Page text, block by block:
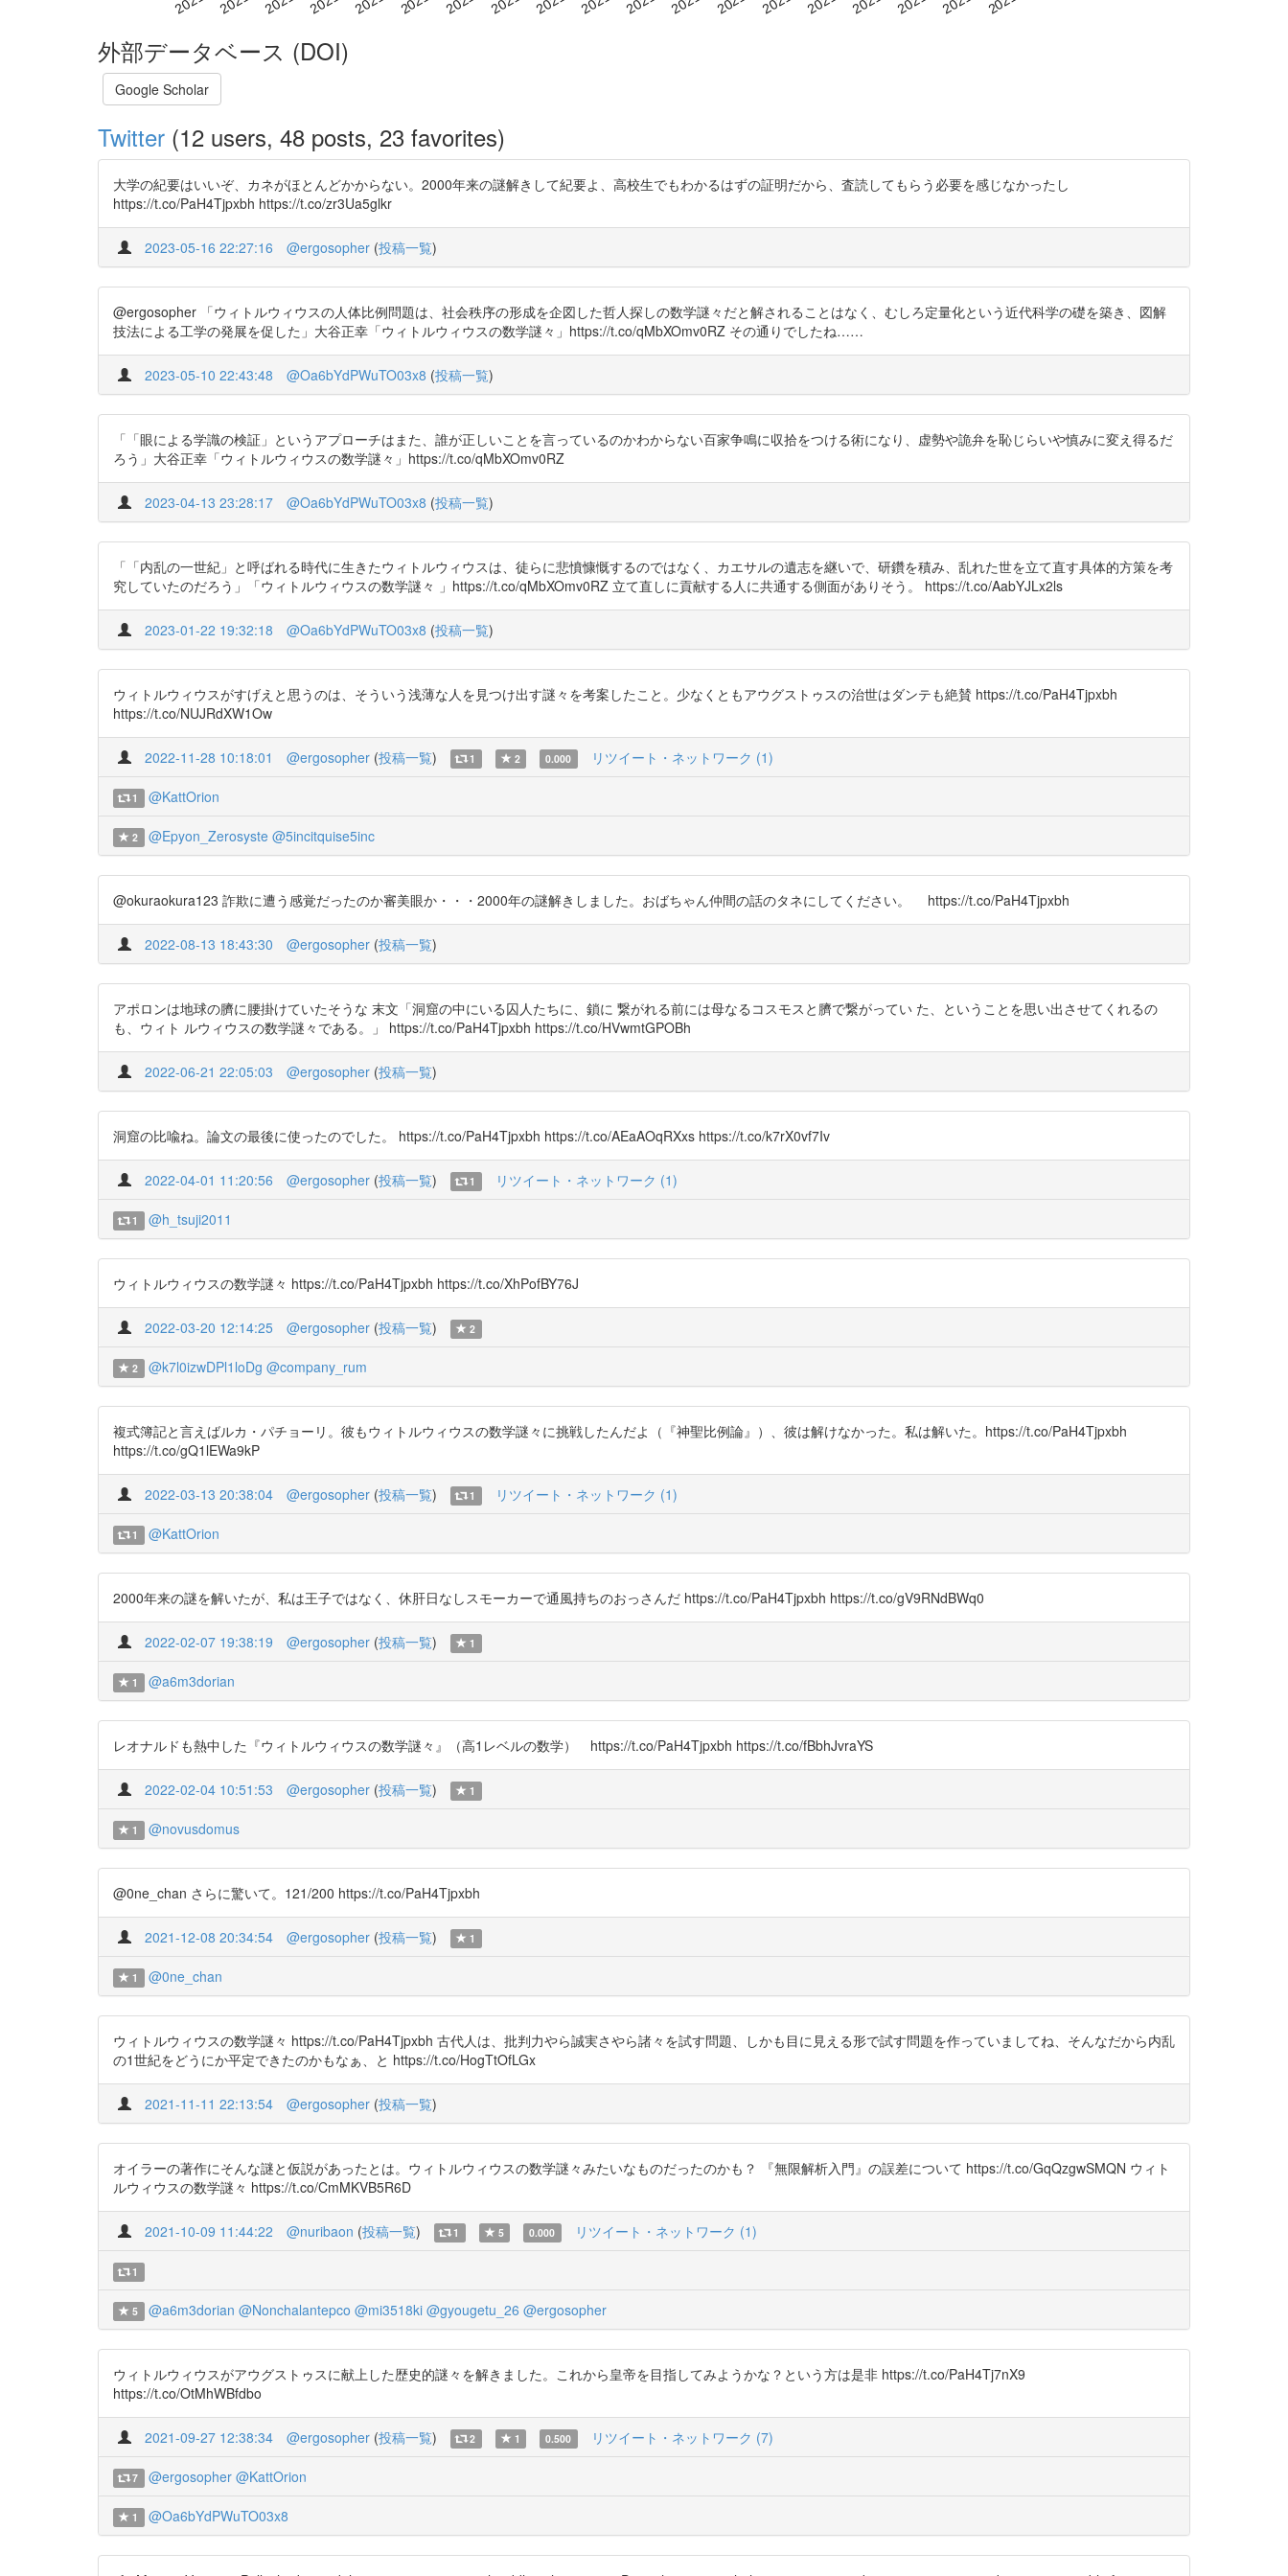
外部データベース (DOI)
Google Scholar
Twitter (12 users, 48 posts, 23 favorites)
大学の紀要はいいぞ、カネがほとんどかからない。2000年来の謎解きして紀要よ、高校生でもわかるはずの証明だから、査読してもらう必要を感じなかったし
https://t.co/PaH4Tjpxbh https://t.co/zr3Ua5glkr
2023-05-16 22:27:16 @ergosopher (投稿一覧)
@ergosopher 「ウィトルウィウスの人体比例問題は、社会秩序の形成を企図した哲人探しの数学謎々だと解されることはなく、むしろ定量化という近代科学の礎を築き、図解
技法による工学の発展を促した」大谷正幸「ウィトルウィウスの数学謎々」https://t.co/qMbXOmv0RZ その通りでしたね……
2023-05-10 22:43:48 @Oa6bYdPWuTO03x8 (投稿一覧)
「「眼による学識の検証」というアプローチはまた、誰が正しいことを言っているのかわからない百家争鳴に収拾をつける術になり、虚勢や詭弁を恥じらいや慎みに変え得るだ
ろう」大谷正幸「ウィトルウィウスの数学謎々」https://t.co/qMbXOmv0RZ
2023-04-13 23:28:17 @Oa6bYdPWuTO03x8 (投稿一覧)
「「内乱の一世紀」と呼ばれる時代に生きたウィトルウィウスは、徒らに悲憤慷慨するのではなく、カエサルの遺志を継いで、研鑽を積み、乱れた世を立て直す具体的方策を考
究していたのだろう」「ウィトルウィウスの数学謎々 」https://t.co/qMbXOmv0RZ 立て直しに貢献する人に共通する側面がありそう。 https://t.co/AabYJLx2ls
2023-01-22 19:32:18 @Oa6bYdPWuTO03x8 (投稿一覧)
ウィトルウィウスがすげえと思うのは、そういう浅薄な人を見つけ出す謎々を考案したこと。少なくともアウグストゥスの治世はダンテも絶賛 https://t.co/PaH4Tjpxbh
https://t.co/NUJRdXW1Ow
2022-11-28 10:18:01 @ergosopher (投稿一覧) 1 2 0.000 リツイート・ネットワーク (1)
1 @KattOrion
2 @Epyon_Zerosyste @5incitquise5inc
@okuraokura123 詐欺に遭う感覚だったのか審美眼か・・・2000年の謎解きしました。おばちゃん仲間の話のタネにしてください。 https://t.co/PaH4Tjpxbh
2022-08-13 18:43:30 @ergosopher (投稿一覧)
アポロンは地球の臍に腰掛けていたそうな 末文「洞窟の中にいる囚人たちに、鎖に 繋がれる前には母なるコスモスと臍で繋がってい た、ということを思い出させてくれるの
も、ウィト ルウィウスの数学謎々である。」 https://t.co/PaH4Tjpxbh https://t.co/HVwmtGPOBh
2022-06-21 22:05:03 @ergosopher (投稿一覧)
洞窟の比喩ね。論文の最後に使ったのでした。 https://t.co/PaH4Tjpxbh https://t.co/AEaAOqRXxs https://t.co/k7rX0vf7Iv
2022-04-01 11:20:56 @ergosopher (投稿一覧) 1 リツイート・ネットワーク (1)
1 @h_tsuji2011
ウィトルウィウスの数学謎々 https://t.co/PaH4Tjpxbh https://t.co/XhPofBY76J
2022-03-20 12:14:25 @ergosopher (投稿一覧) 2
2 @k7l0izwDPl1loDg @company_rum
複式簿記と言えばルカ・パチョーリ。彼もウィトルウィウスの数学謎々に挑戦したんだよ（『神聖比例論』）、彼は解けなかった。私は解いた。https://t.co/PaH4Tjpxbh
https://t.co/gQ1lEWa9kP
2022-03-13 20:38:04 @ergosopher (投稿一覧) 1 リツイート・ネットワーク (1)
1 @KattOrion
2000年来の謎を解いたが、私は王子ではなく、休肝日なしスモーカーで通風持ちのおっさんだ https://t.co/PaH4Tjpxbh https://t.co/gV9RNdBWq0
2022-02-07 19:38:19 @ergosopher (投稿一覧) 1
1 @a6m3dorian
レオナルドも熱中した『ウィトルウィウスの数学謎々』（高1レベルの数学） https://t.co/PaH4Tjpxbh https://t.co/fBbhJvraYS
2022-02-04 10:51:53 @ergosopher (投稿一覧) 1
1 @novusdomus
@0ne_chan さらに驚いて。121/200 https://t.co/PaH4Tjpxbh
2021-12-08 20:34:54 @ergosopher (投稿一覧) 1
1 @0ne_chan
ウィトルウィウスの数学謎々 https://t.co/PaH4Tjpxbh 古代人は、批判力やら誠実さやら諸々を試す問題、しかも目に見える形で試す問題を作っていましてね、そんなだから内乱
の1世紀をどうにか平定できたのかもなぁ、と https://t.co/HogTtOfLGx
2021-11-11 22:13:54 @ergosopher (投稿一覧)
オイラーの著作にそんな謎と仮説があったとは。ウィトルウィウスの数学謎々みたいなものだったのかも？ 『無限解析入門』の誤差について https://t.co/GqQzgwSMQN ウィト
ルウィウスの数学謎々 https://t.co/CmMKVB5R6D
2021-10-09 11:44:22 @nuribaon (投稿一覧) 1 5 0.000 リツイート・ネットワーク (1)
1
5 @a6m3dorian @Nonchalantepco @mi3518ki @gyougetu_26 @ergosopher
ウィトルウィウスがアウグストゥスに献上した歴史的謎々を解きました。これから皇帝を目指してみようかな？という方は是非 https://t.co/PaH4Tj7nX9
https://t.co/OtMhWBfdbo
2021-09-27 12:38:34 @ergosopher (投稿一覧) 2 1 0.500 リツイート・ネットワーク (7)
7 @ergosopher @KattOrion
1 @Oa6bYdPWuTO03x8